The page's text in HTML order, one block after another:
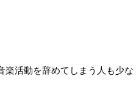
楽活動を辞めてしまう人も少